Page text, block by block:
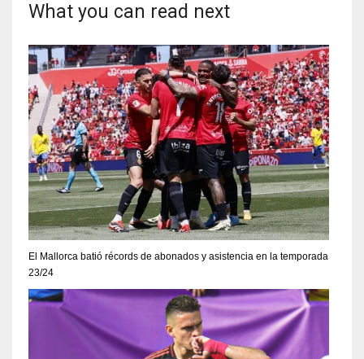
What you can read next
El Mallorca batió récords de abonados y asistencia en la temporada
23/24